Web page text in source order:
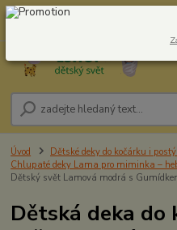
604278943
Úvod
Dětské deky do kočárku i
Chlupaté deky Lama pro miminka –
Dětský svět Lamová modrá s
Dětská deka do